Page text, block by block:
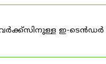
ഇ-ടെൻഡർ